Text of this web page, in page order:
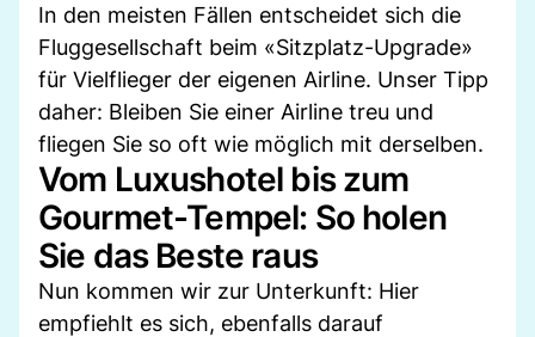
In den meisten Fällen entscheidet sich die
Fluggesellschaft beim «Sitzplatz-Upgrade»
für Vielflieger der eigenen Airline. Unser Tipp
daher: Bleiben Sie einer Airline treu und
fliegen Sie so oft wie möglich mit derselben.
Vom Luxushotel bis zum
Gourmet-Tempel: So holen
Sie das Beste raus
Nun kommen wir zur Unterkunft: Hier
empfiehlt es sich, ebenfalls darauf